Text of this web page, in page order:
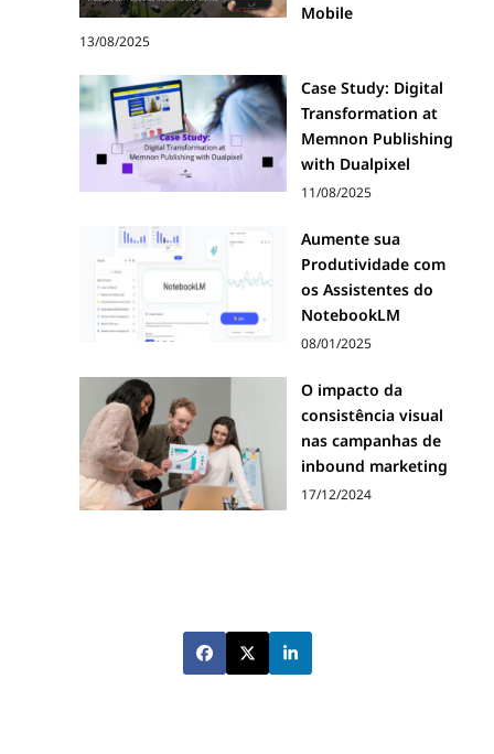
Mobile
13/08/2025
Case Study: Digital
Transformation at
Memnon Publishing
with Dualpixel
11/08/2025
Aumente sua
Produtividade com
os Assistentes do
NotebookLM
08/01/2025
O impacto da
consistência visual
nas campanhas de
inbound marketing
17/12/2024